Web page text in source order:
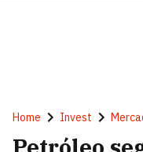
Home Invest